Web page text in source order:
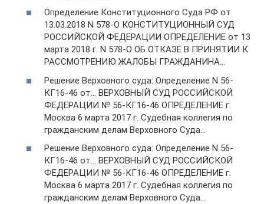
Определение Конституционного Суда РФ от
13.03.2018 N 578-О КОНСТИТУЦИОННЫЙ СУД
РОССИЙСКОЙ ФЕДЕРАЦИИ ОПРЕДЕЛЕНИЕ от 13
марта 2018 г. N 578-О ОБ ОТКАЗЕ В ПРИНЯТИИ К
РАССМОТРЕНИЮ ЖАЛОБЫ ГРАЖДАНИНА…
Решение Верховного суда: Определение N 56-
КГ16-46 от… ВЕРХОВНЫЙ СУД РОССИЙСКОЙ
ФЕДЕРАЦИИ № 56-КГ16-46 ОПРЕДЕЛЕНИЕ г.
Москва 6 марта 2017 г. Судебная коллегия по
гражданским делам Верховного Суда…
Решение Верховного суда: Определение N 56-
КГ16-46 от… ВЕРХОВНЫЙ СУД РОССИЙСКОЙ
ФЕДЕРАЦИИ № 56-КГ16-46 ОПРЕДЕЛЕНИЕ г.
Москва 6 марта 2017 г. Судебная коллегия по
гражданским делам Верховного Суда…